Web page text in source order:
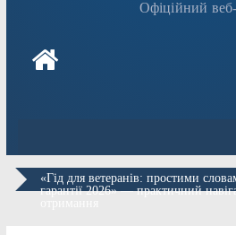
Офіційний
«Гід для ветеранів: простими
гарантії 2026» — практичний